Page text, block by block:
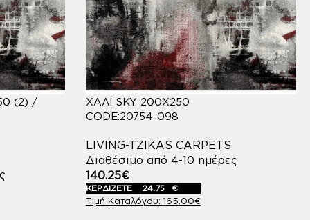
(2) /
ΧΑΛΙ SKY 200X250
CODE:20754-098
LIVING-TZIKAS CARPETS
Διαθέσιμο από 4-10 ημέρες
165.00€
140.25€
ΚΕΡΔΙΖΕΤΕ 24.75 €